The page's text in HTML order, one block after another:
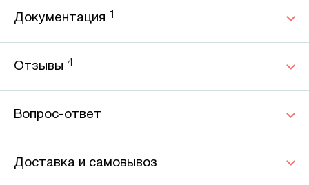
Документация
Отзывы 4
Вопрос-ответ
Доставка и самовывоз